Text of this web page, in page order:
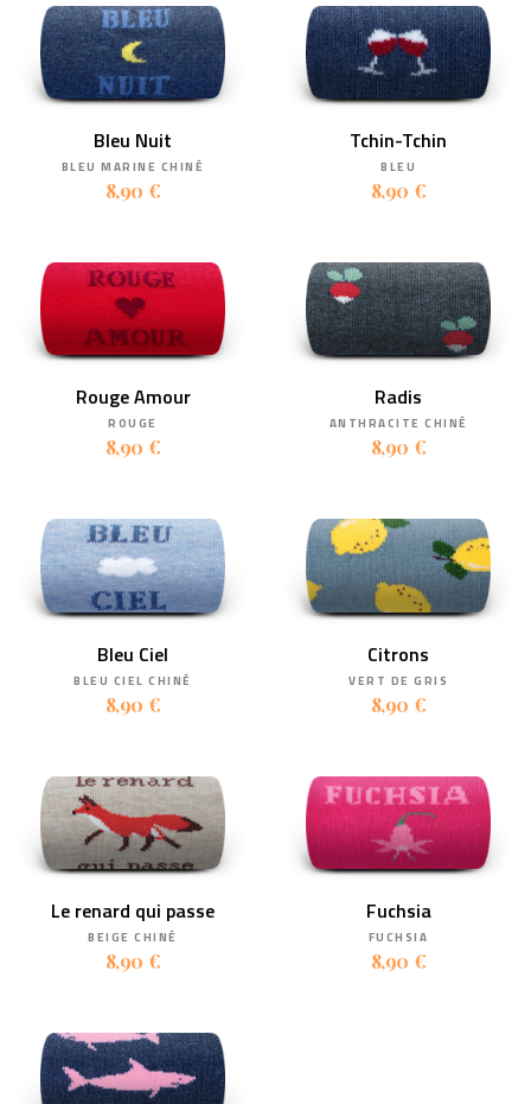
Bleu Nuit
BLEU MARINE CHINÉ
8,90 €
Tchin-Tchin
BLEU
8,90 €
Rouge Amour
ROUGE
8,90 €
Radis
ANTHRACITE CHINÉ
8,90 €
Bleu Ciel
BLEU CIEL CHINÉ
8,90 €
Citrons
VERT DE GRIS
8,90 €
Le renard qui passe
BEIGE CHINÉ
8,90 €
Fuchsia
FUCHSIA
8,90 €